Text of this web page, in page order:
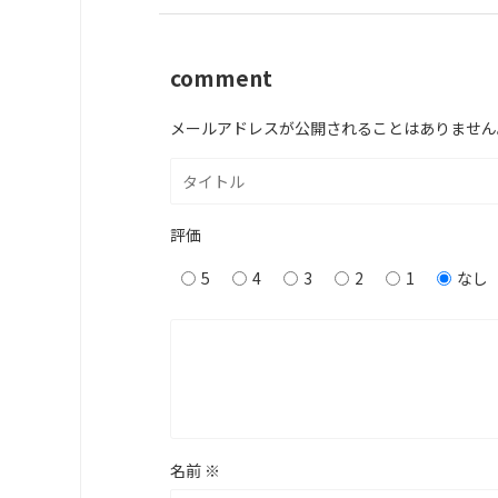
comment
メールアドレスが公開されることはありません
評価
5
4 3 2 1 なし
名前 ※